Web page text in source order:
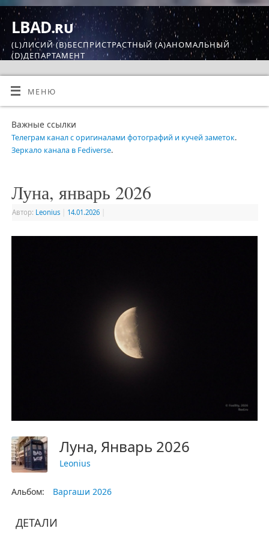
LBAD.ru
(L)ЛИСИЙ (B)БЕСПРИСТРАСТНЫЙ (A)АНОМАЛЬНЫЙ
(D)ДЕПАРТАМЕНТ
МЕНЮ
Важные ссылки
Телеграм канал с оригиналами фотографий и кучей заметок.
Зеркало канала в Fediverse.
Луна, январь 2026
Автор: Leonius 14.01.2026
Луна, Январь 2026
Leonius
Альбом: Варгаши 2026
ДЕТАЛИ